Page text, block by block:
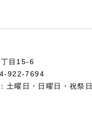
目15-6
922-7694
曜日・日曜日・祝祭日